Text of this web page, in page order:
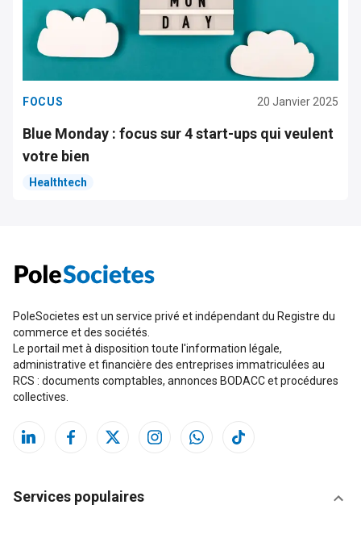
FOCUS 20 Janvier 2025
Blue Monday : focus sur 4 start-ups qui veulent
votre bien
Healthtech
PoleSocietes est un service privé et indépendant du Registre du
commerce et des sociétés.
Le portail met à disposition toute l'information légale,
administrative et financière des entreprises immatriculées au
RCS : documents comptables, annonces BODACC et procédures
collectives.
Services populaires